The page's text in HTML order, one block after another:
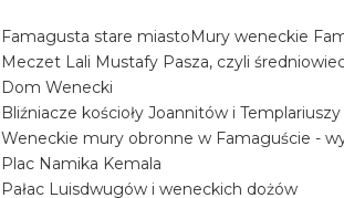
Famagusta stare miastoMury weneckie
Meczet Lali Mustafy Pasza, czyli
Dom Wenecki
Bliźniacze kościoły Joannitów i Templariuszy
Weneckie mury obronne w Famaguście -
Plac Namika Kemala
Pałac Luisdwugów i weneckich dożów